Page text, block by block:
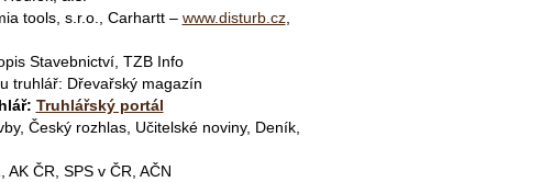
tools, s.r.o., Carhartt – www.disturb.cz,
Stavebnictví, TZB Info
truhlář: Dřevařský magazín
Truhlářský portál
Český rozhlas, Učitelské noviny, Deník,
AK ČR, SPS v ČR, AČN